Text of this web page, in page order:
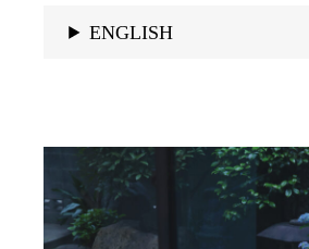
ENGLISH